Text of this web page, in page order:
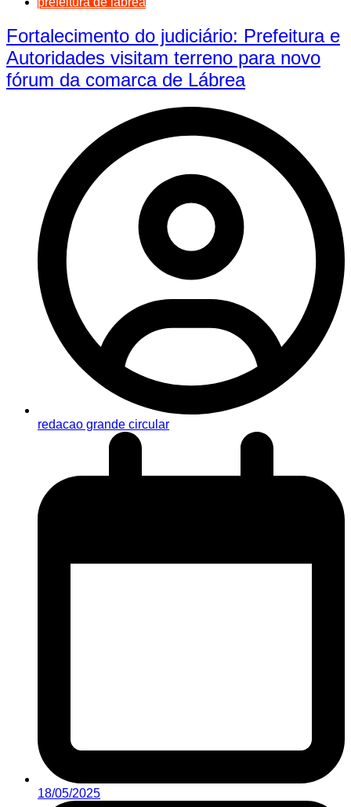
Fortalecimento do judiciário: Prefeitura e
Autoridades visitam terreno para novo
fórum da comarca de Lábrea
redacao grande circular
18/05/2025